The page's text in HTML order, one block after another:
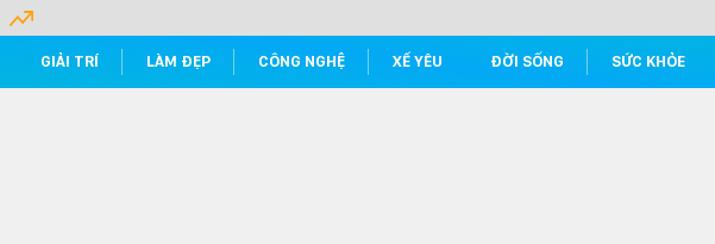
GIẢI TRÍ LÀM ĐẸP CÔNG NGHỆ XẾ YÊU ĐỜI SỐNG SỨC KHỎE